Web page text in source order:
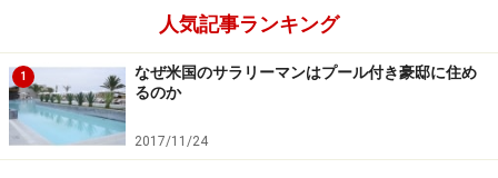
※記事内容は執筆時点のものです。最新の内容をご確認くださ
い。
本記事の内容は一般的な情報提供を目的としており、特定の金融
商品や投資行動を推奨するものではありません。
投資や資産運用に関する最終的なご判断はご自身の責任において
人気記事ランキング
1
なぜ米国のサラリーマンはプール付き豪邸に住め
るのか
2017/11/24